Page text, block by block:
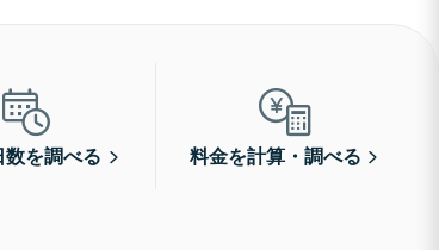
を調べる 料金を計算・調べる